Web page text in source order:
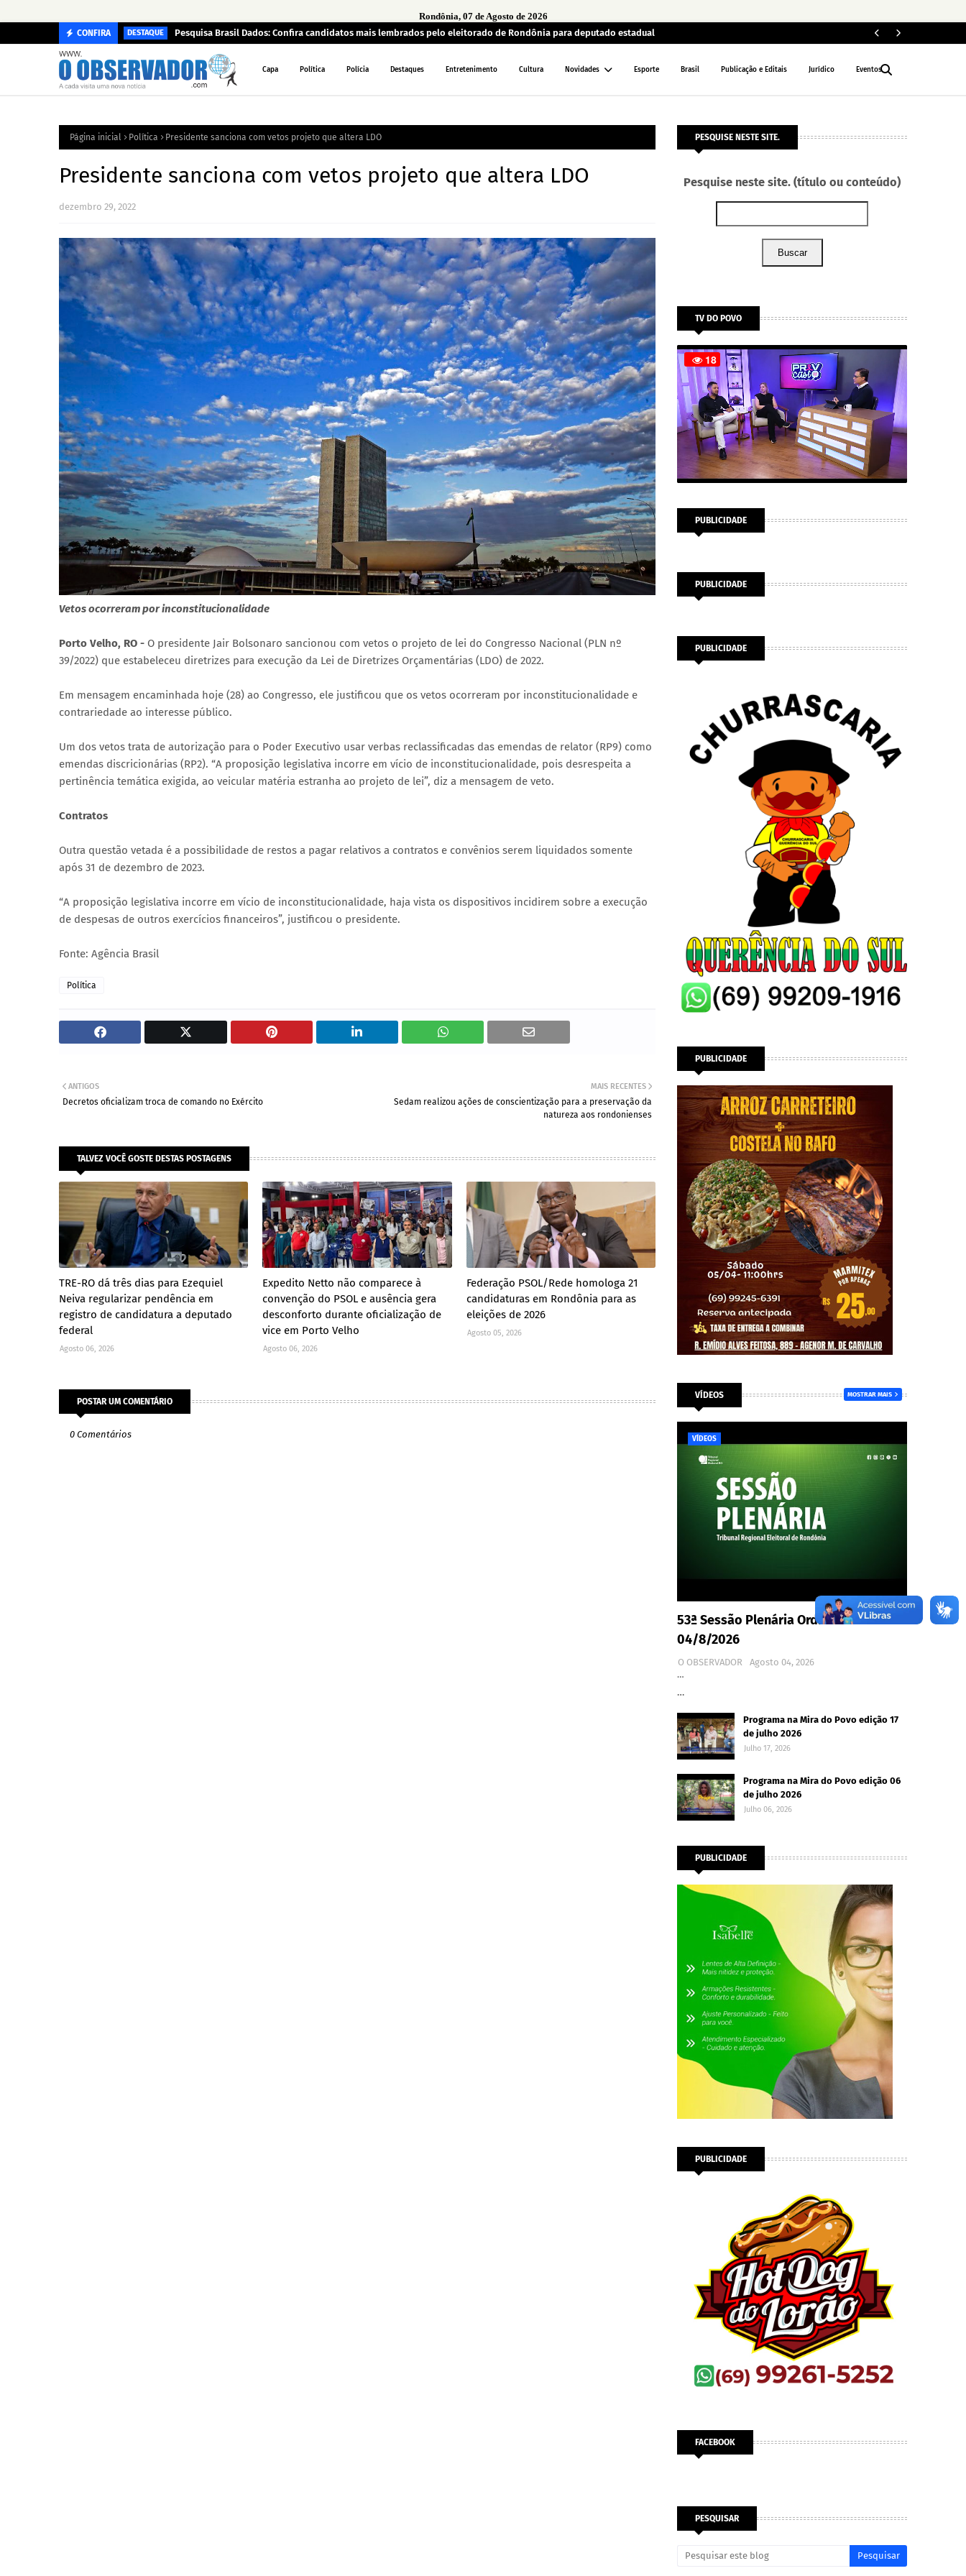
Rondônia, 07 de Agosto de 2026
CONFIRA DESTAQUE Pesquisa Brasil Dados: Confira candidatos mais lembrados pelo eleitorado de Rondônia para deputado estadual
Capa Política Polícia Destaques Entretenimento Cultura Novidades Esporte Brasil Publicação e Editais Jurídico Eventos
Página inicial Política Presidente sanciona com vetos projeto que altera LDO
Presidente sanciona com vetos projeto que altera LDO
dezembro 29, 2022
Vetos ocorreram por inconstitucionalidade
Porto Velho, RO - O presidente Jair Bolsonaro sancionou com vetos o projeto de lei do Congresso Nacional (PLN nº
39/2022) que estabeleceu diretrizes para execução da Lei de Diretrizes Orçamentárias (LDO) de 2022.
Em mensagem encaminhada hoje (28) ao Congresso, ele justificou que os vetos ocorreram por inconstitucionalidade e
contrariedade ao interesse público.
Um dos vetos trata de autorização para o Poder Executivo usar verbas reclassificadas das emendas de relator (RP9) como
emendas discricionárias (RP2). “A proposição legislativa incorre em vício de inconstitucionalidade, pois desrespeita a
pertinência temática exigida, ao veicular matéria estranha ao projeto de lei”, diz a mensagem de veto.
Contratos
Outra questão vetada é a possibilidade de restos a pagar relativos a contratos e convênios serem liquidados somente
após 31 de dezembro de 2023.
“A proposição legislativa incorre em vício de inconstitucionalidade, haja vista os dispositivos incidirem sobre a execução
de despesas de outros exercícios financeiros”, justificou o presidente.
Fonte: Agência Brasil
Política
MAIS RECENTES
Sedam realizou ações de conscientização para a preservação da
natureza aos rondonienses
ANTIGOS
Decretos oficializam troca de comando no Exército
TALVEZ VOCÊ GOSTE DESTAS POSTAGENS
TRE-RO dá três dias para Ezequiel
Neiva regularizar pendência em
registro de candidatura a deputado
federal
Agosto 06, 2026
Expedito Netto não comparece à
convenção do PSOL e ausência gera
desconforto durante oficialização de
vice em Porto Velho
Agosto 06, 2026
Federação PSOL/Rede homologa 21
candidaturas em Rondônia para as
eleições de 2026
Agosto 05, 2026
POSTAR UM COMENTÁRIO
0 Comentários
PESQUISE NESTE SITE.
Pesquise neste site. (título ou conteúdo)
Buscar
TV DO POVO
PUBLICIDADE
PUBLICIDADE
PUBLICIDADE
PUBLICIDADE
VÍDEOS MOSTRAR MAIS
VÍDEOS
53ª Sessão Plenária Ordinária -
04/8/2026
O OBSERVADOR
Agosto 04, 2026
…
…
Programa na Mira do Povo edição 17
de julho 2026
Julho 17, 2026
Programa na Mira do Povo edição 06
de julho 2026
Julho 06, 2026
PUBLICIDADE
PUBLICIDADE
FACEBOOK
PESQUISAR